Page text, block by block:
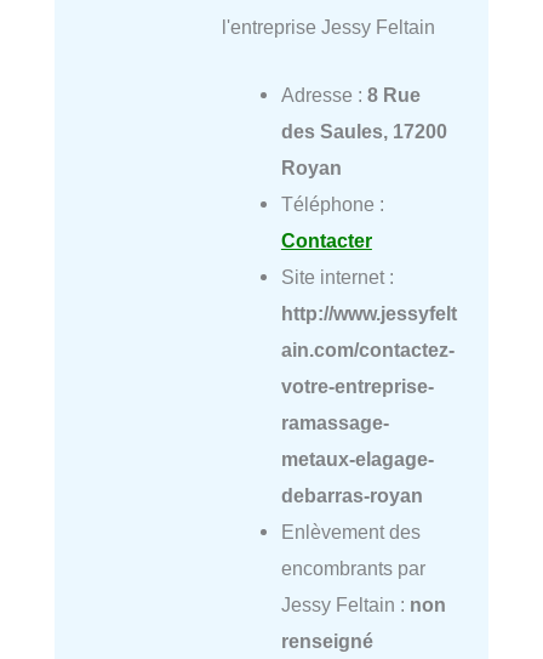
l'entreprise Jessy Feltain
Adresse : 8 Rue
des Saules, 17200
Royan
Téléphone :
Contacter
Site internet :
http://www.jessyfelt
ain.com/contactez-
votre-entreprise-
ramassage-
metaux-elagage-
debarras-royan
Enlèvement des
encombrants par
Jessy Feltain : non
renseigné